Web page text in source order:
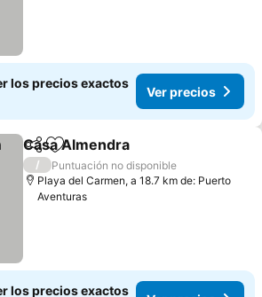
los precios exactos
Ver precios
CompartirAgregar a favoritos
Casa Almendra
/
Puntuación no disponible
Playa del Carmen, a 18.7 km de: Puerto
Aventuras
los precios exactos